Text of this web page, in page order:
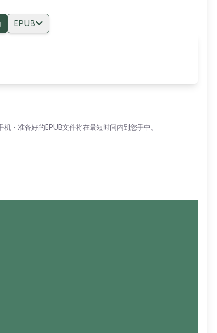
EPUB
- 准备好的EPUB文件将在最短时间内到您手中。